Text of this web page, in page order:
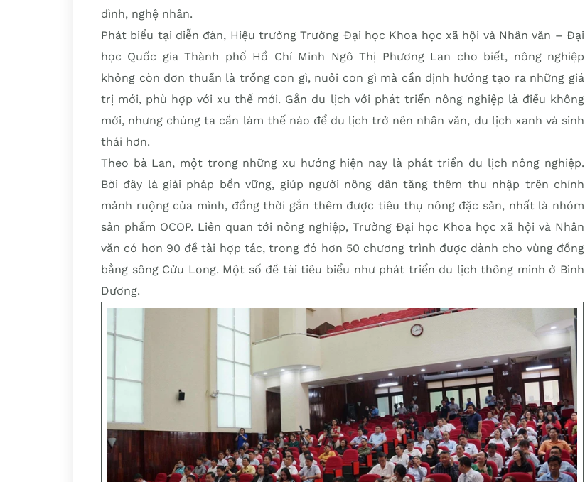
đình, nghệ nhân.
Phát biểu tại diễn đàn, Hiệu trưởng Trường Đại học Khoa học xã hội và Nhân văn – Đại
học Quốc gia Thành phố Hồ Chí Minh Ngô Thị Phương Lan cho biết, nông nghiệp
không còn đơn thuần là trồng con gì, nuôi con gì mà cần định hướng tạo ra những giá
trị mới, phù hợp với xu thế mới. Gắn du lịch với phát triển nông nghiệp là điều không
mới, nhưng chúng ta cần làm thế nào để du lịch trở nên nhân văn, du lịch xanh và sinh
thái hơn.
Theo bà Lan, một trong những xu hướng hiện nay là phát triển du lịch nông nghiệp.
Bởi đây là giải pháp bền vững, giúp người nông dân tăng thêm thu nhập trên chính
mảnh ruộng của mình, đồng thời gắn thêm được tiêu thụ nông đặc sản, nhất là nhóm
sản phẩm OCOP. Liên quan tới nông nghiệp, Trường Đại học Khoa học xã hội và Nhân
văn có hơn 90 đề tài hợp tác, trong đó hơn 50 chương trình được dành cho vùng đồng
bằng sông Cửu Long. Một số đề tài tiêu biểu như phát triển du lịch thông minh ở Bình
Dương.